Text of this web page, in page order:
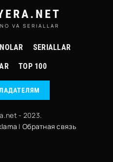
VA SERIALLAR
SERIALLAR
TOP 100
- 2023.
| Обратная связь